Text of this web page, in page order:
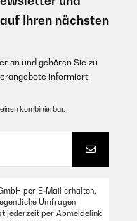
ab 20° aufpassen das
bei Kleinkindern sollte man
bin super
15qm Schlafzimmer von 16°
ist für mich persönlich
morgens nicht mit
Ihren nächsten
an und gehören Sie zu
informiert
kombinierbar.
per E-Mail erhalten,
Umfragen
jederzeit per Abmeldelink